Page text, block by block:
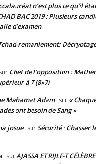
n’est plus ce qu’il
BAC 2019 : Plusieurs
d’examen
remaniement:
sur Chef de l’opposition :
à 7 (8»7)
Mahamat Adam sur «
ont besoin de Sang »
josue sur Sécurité : Chasser
surAJASSA ET RIJLF-T